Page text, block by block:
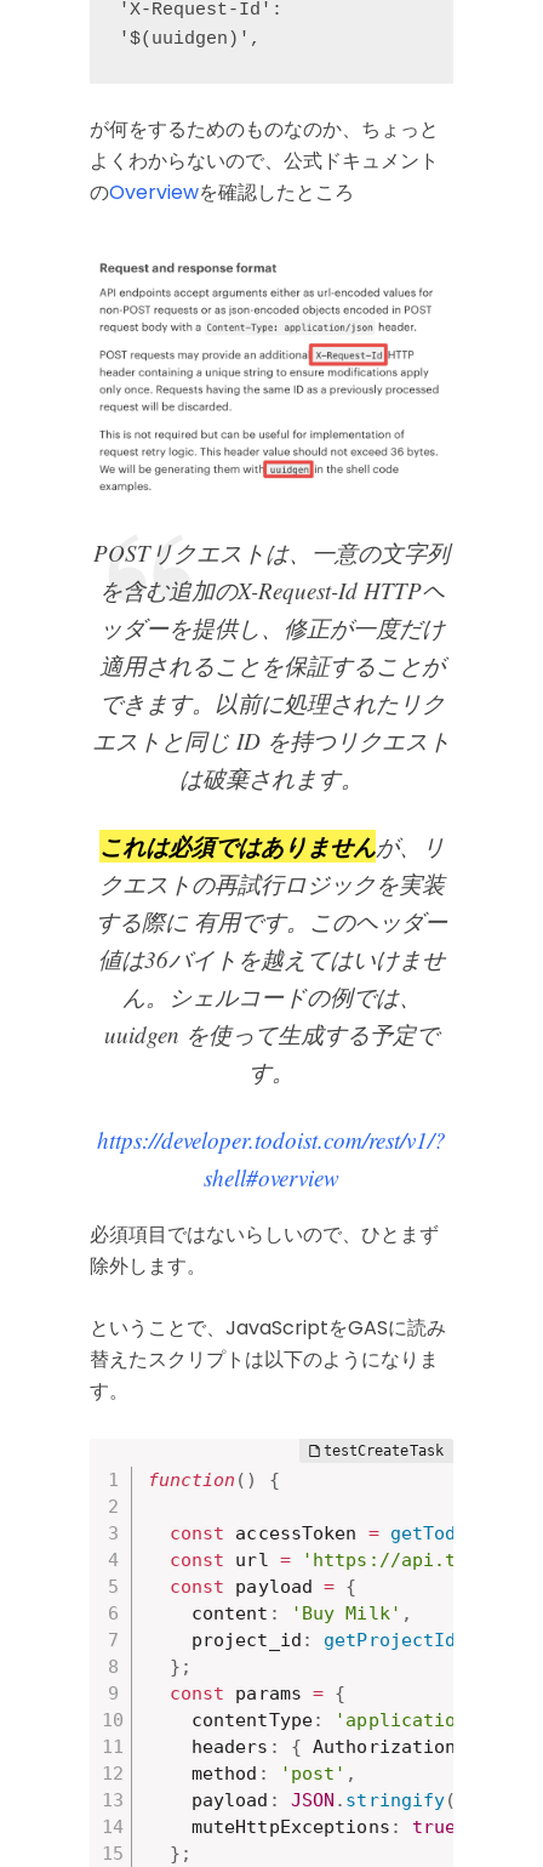
'X-Request-Id':
'$(uuidgen)',
が何をするためのものなのか、ちょっと
よくわからないので、公式ドキュメント
のOverviewを確認したところ
POSTリクエストは、一意の文字列
を含む追加のX-Request-Id HTTPヘ
ッダーを提供し、修正が一度だけ
適用されることを保証することが
できます。以前に処理されたリク
エストと同じ ID を持つリクエスト
は破棄されます。
これは必須ではありませんが、リ
クエストの再試行ロジックを実装
する際に 有用です。このヘッダー
値は36バイトを越えてはいけませ
ん。シェルコードの例では、
uuidgen を使って生成する予定で
す。
https://developer.todoist.com/rest/v1/?
shell#overview
必須項目ではないらしいので、ひとまず
除外します。
ということで、JavaScriptをGASに読み
替えたスクリプトは以下のようになりま
す。
function ( ) {
const accessToken =
const url =
'https://
const payload = {
    content
: 'Buy Milk' ,
    project_id
: getProjectIdByName_
} ;
const params = {
    contentType
: 'application/json'
    headers
: { Authorization
    method
: 'post' ,
    payload
: JSON . stringify(
    muteHttpExceptions
:
true
} ;